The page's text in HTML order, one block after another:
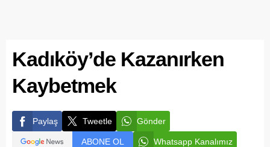
Kadıköy’de Kazanırken
Kaybetmek
Paylaş Tweetle Gönder
ABONE OL Whatsapp Kanalımız